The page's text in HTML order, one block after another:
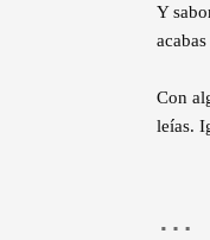
Y
Con
leías.
…